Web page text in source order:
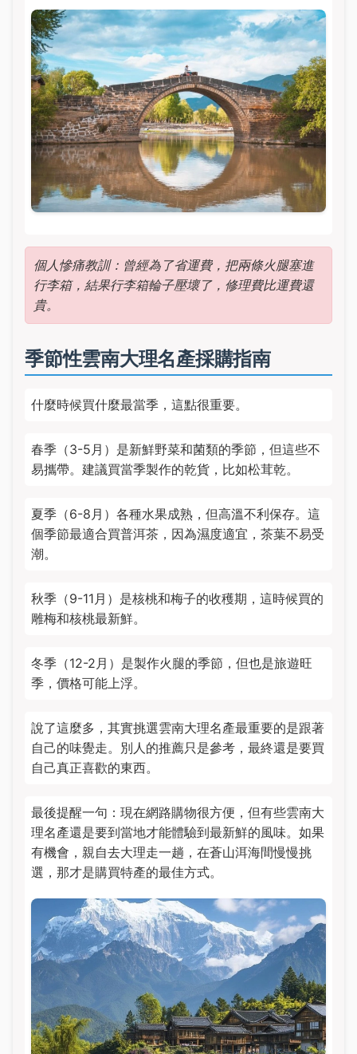
個人慘痛教訓：曾經為了省運費，把兩條火腿塞進
行李箱，結果行李箱輪子壓壞了，修理費比運費還
貴。
季節性雲南大理名產採購指南
什麼時候買什麼最當季，這點很重要。
春季（3-5月）是新鮮野菜和菌類的季節，但這些不
易攜帶。建議買當季製作的乾貨，比如松茸乾。
夏季（6-8月）各種水果成熟，但高溫不利保存。這
個季節最適合買普洱茶，因為濕度適宜，茶葉不易受
潮。
秋季（9-11月）是核桃和梅子的收穫期，這時候買的
雕梅和核桃最新鮮。
冬季（12-2月）是製作火腿的季節，但也是旅遊旺
季，價格可能上浮。
說了這麼多，其實挑選雲南大理名產最重要的是跟著
自己的味覺走。別人的推薦只是參考，最終還是要買
自己真正喜歡的東西。
最後提醒一句：現在網路購物很方便，但有些雲南大
理名產還是要到當地才能體驗到最新鮮的風味。如果
有機會，親自去大理走一趟，在蒼山洱海間慢慢挑
選，那才是購買特產的最佳方式。